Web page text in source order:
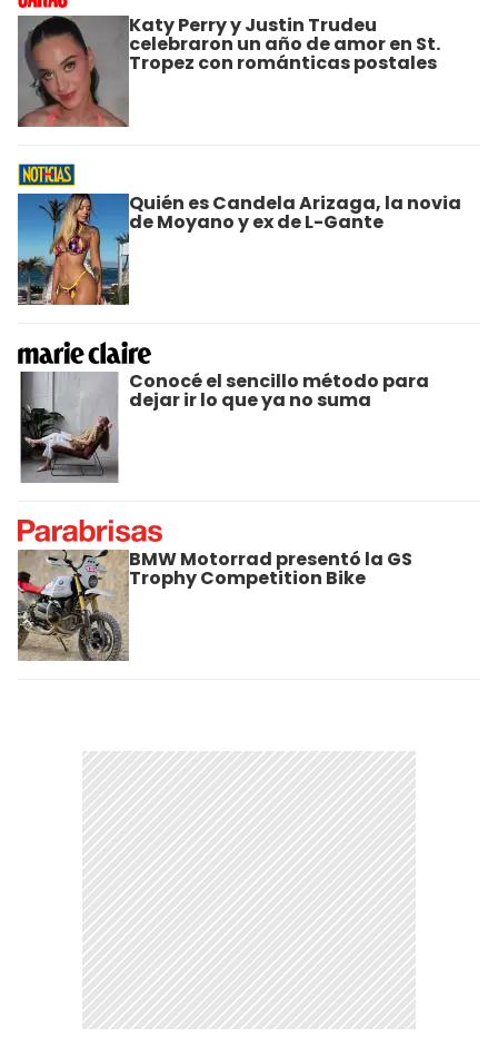
Katy Perry y Justin Trudeu
celebraron un año de amor en St.
Tropez con románticas postales
Quién es Candela Arizaga, la novia
de Moyano y ex de L-Gante
Conocé el sencillo método para
dejar ir lo que ya no suma
BMW Motorrad presentó la GS
Trophy Competition Bike